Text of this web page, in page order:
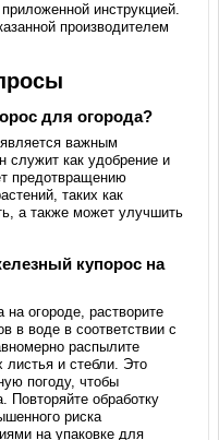
инструкцией.
производителем
для огорода?
важным
служит как удобрение и
предотвращению
таких как
а также может улучшить
купорос на
огороде, растворите
в воде в соответствии с
распылите
листья и стебли. Это
погоду, чтобы
Повторяйте обработку
риска
на упаковке для